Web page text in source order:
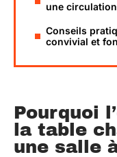
une
Conseils
convivial et
Pourquoi
la table
une salle